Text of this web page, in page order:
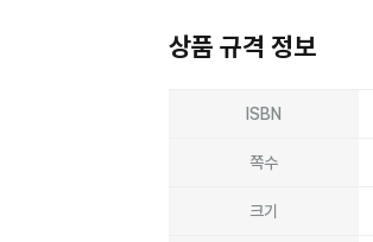
상품 규격 정보
ISBN
쪽수
크기